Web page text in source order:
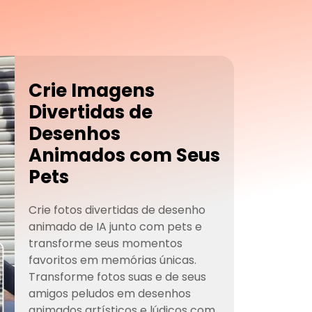
Crie Imagens
Divertidas de
Desenhos
Animados com Seus
Pets
Crie fotos divertidas de desenho
animado de IA junto com pets e
transforme seus momentos
favoritos em memórias únicas.
Transforme fotos suas e de seus
amigos peludos em desenhos